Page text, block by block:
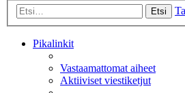
Etsi
Pikalinkit
Vastaamattomat aiheet
Aktiiviset viestiketjut